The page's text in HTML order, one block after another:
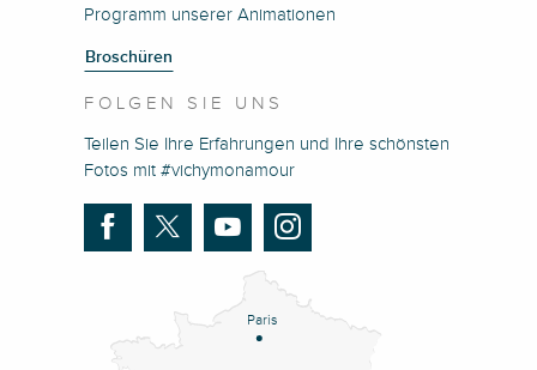
Programm unserer Animationen
Broschüren
FOLGEN SIE UNS
Teilen Sie Ihre Erfahrungen und Ihre schönsten
Fotos mit #vichymonamour
Paris